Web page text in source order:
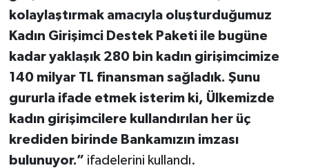
kolaylaştırmak amacıyla oluşturduğumuz
Kadın Girişimci Destek Paketi ile bugüne
kadar yaklaşık 280 bin kadın girişimcimize
140 milyar TL finansman sağladık. Şunu
gururla ifade etmek isterim ki, Ülkemizde
kadın girişimcilere kullandırılan her üç
krediden birinde Bankamızın imzası
bulunuyor.” ifadelerini kullandı.